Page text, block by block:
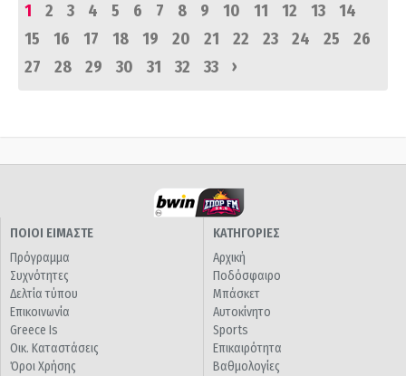
1
2 3 4 5 6 7 8 9 10 11 12 13
14
15
16 17 18 19 20 21 22 23 24 25
26
27
28 29 30 31 32 33 ›
ΠΟΙΟΙ ΕΙΜΑΣΤΕ
Πρόγραμμα
Συχνότητες
Δελτία τύπου
Επικοινωνία
Greece Is
Οικ. Καταστάσεις
Όροι Χρήσης
ΚΑΤΗΓΟΡΙΕΣ
Αρχική
Ποδόσφαιρο
Μπάσκετ
Αυτοκίνητο
Sports
Επικαιρότητα
Βαθμολογίες